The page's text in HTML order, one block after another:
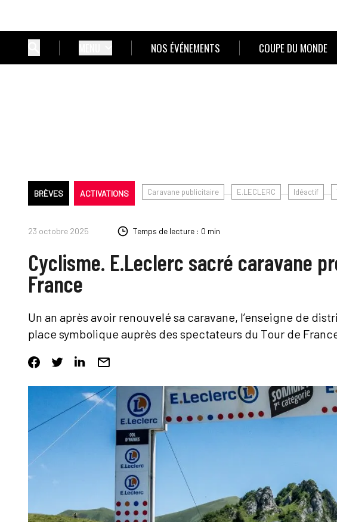
NOS ÉVÉNEMENTS COUPE DU MONDE
BRÈVES ACTIVATIONS Caravane publicitaire E.LECLERC Idéactif
23 octobre 2025 Temps de lecture : 0 min
Cyclisme. E.Leclerc sacré caravane
France
Un an après avoir renouvelé sa caravane, l’enseigne de
place symbolique auprès des spectateurs du Tour de